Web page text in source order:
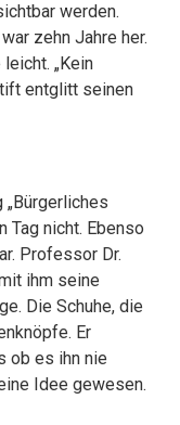
werden.
zehn Jahre her.
„Kein
entglitt seinen
Tag nicht. Ebenso
Professor Dr.
ihm seine
Die Schuhe, die
Er
ob es ihn nie
Idee gewesen.